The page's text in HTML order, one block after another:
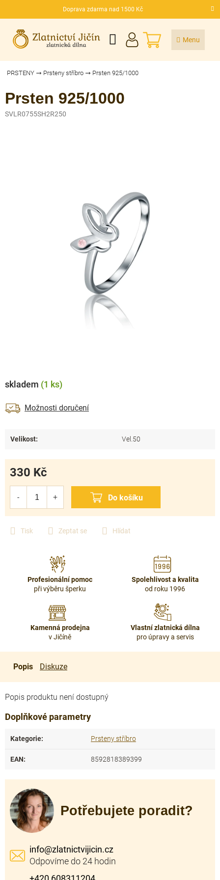
Doprava zdarma nad 1500 Kč
CZK
NÁKUPNÍ
KOŠÍK
PRSTENY Prsteny stříbro Prsten 925/1000
Prsten 925/1000
SVLR0755SH2R250
Tisk Zeptat se Hlídat
skladem (1 ks)
Možnosti doručení
330 Kč
Velikost: Vel.50
Profesionální pomoc
při výběru šperku
Spolehlivost a kvalita
od roku 1996
Kamenná prodejna
v Jičíně
Vlastní zlatnická dílna
pro úpravy a servis
Popis Diskuze
Popis produktu není dostupný
Doplňkové parametry
Kategorie: Prsteny stříbro
EAN: 8592818389399
Potřebujete poradit?
info@zlatnictvijicin.cz